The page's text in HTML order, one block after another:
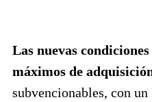
Las nuevas
máximos de
subvencionables, con